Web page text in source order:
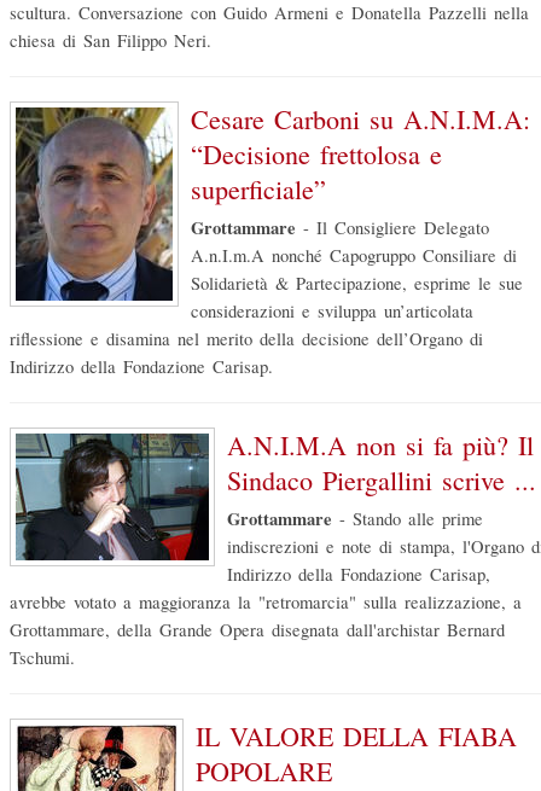
scultura. Conversazione con Guido Armeni e Donatella Pazzelli nella
chiesa di San Filippo Neri.
Cesare Carboni su A.N.I.M.A:
“Decisione frettolosa e
superficiale”
Grottammare - Il Consigliere Delegato
A.n.I.m.A nonché Capogruppo Consiliare di
Solidarietà & Partecipazione, esprime le sue
considerazioni e sviluppa un’articolata
riflessione e disamina nel merito della decisione dell’Organo di
Indirizzo della Fondazione Carisap.
A.N.I.M.A non si fa più? Il
Sindaco Piergallini scrive ...
Grottammare - Stando alle prime
indiscrezioni e note di stampa, l'Organo
Indirizzo della Fondazione Carisap,
avrebbe votato a maggioranza la "retromarcia" sulla realizzazione, a
Grottammare, della Grande Opera disegnata dall'archistar Bernard
Tschumi.
IL VALORE DELLA FIABA
POPOLARE